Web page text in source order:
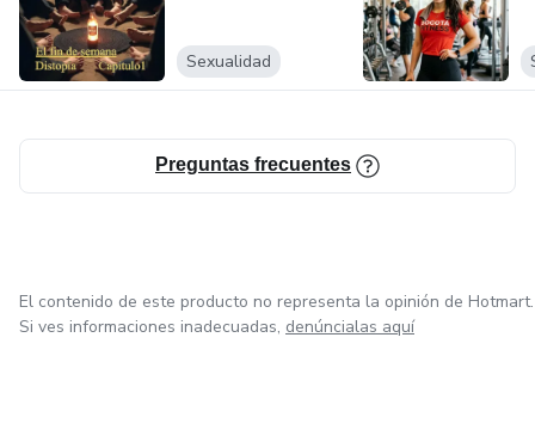
Sexualidad
Preguntas frecuentes
El contenido de este producto no representa la opinión de Hotmart.
Si ves informaciones inadecuadas, denúncialas aquí